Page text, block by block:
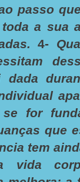
passo
a sua
4-
for
que
tem
vida